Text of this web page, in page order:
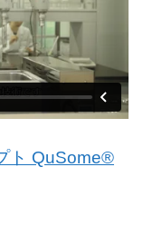
ト QuSome®